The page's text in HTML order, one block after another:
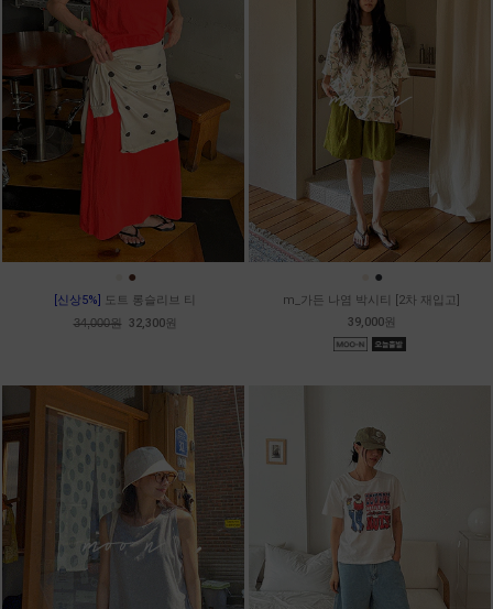
●
[신상5%] 도트 롱슬리브 티
34,000원 32,300원
●
m_가든 나염 박시티 [2차 재입고]
39,000원